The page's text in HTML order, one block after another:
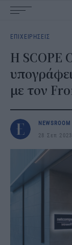
navigation
ΕΠΙΧΕΙΡΗΣΕΙΣ
H SCOPE
με τον
NEWSROOM
28 Σεπ 2023